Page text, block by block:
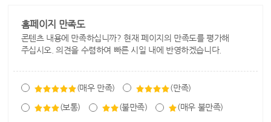
홈페이지 만족도
콘텐츠 내용에 만족하십니까? 현재 페이지의 만족도를 평가해
주십시오. 의견을 수렴하여 빠른 시일 내에 반영하겠습니다.
(매우 만족) (만족)
(보통) (불만족) (매우 불만족)